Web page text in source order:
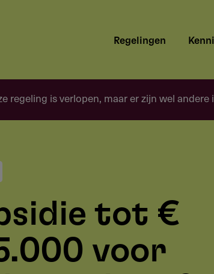
Regelingen
regeling is verlopen, maar er zijn wel
tot €
voor